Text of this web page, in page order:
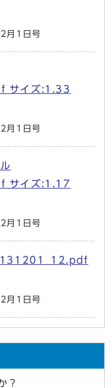
月1日号
サイズ:1.33
月1日号
サイズ:1.17
月1日号
:131201_12.pdf
月1日号
？